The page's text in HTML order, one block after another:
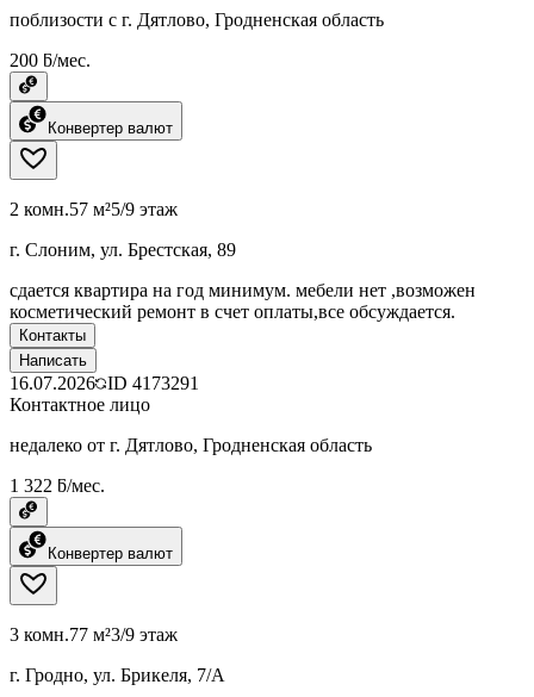
поблизости с г. Дятлово, Гродненская область
200 ƃ/мес.
Конвертер валют
2 комн.57 м²5/9 этаж
г. Слоним, ул. Брестская, 89
сдается квартира на год минимум. мебели нет ,возможен
косметический ремонт в счет оплаты,все обсуждается.
Контакты
Написать
16.07.2026 ID 4173291
Контактное лицо
недалеко от г. Дятлово, Гродненская область
1 322 ƃ/мес.
Конвертер валют
3 комн.77 м²3/9 этаж
г. Гродно, ул. Брикеля, 7/А